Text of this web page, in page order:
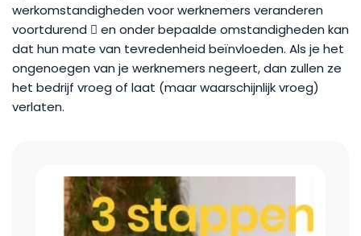
werkomstandigheden voor werknemers veranderen
voortdurend  en onder bepaalde omstandigheden kan
dat hun mate van tevredenheid beïnvloeden. Als je het
ongenoegen van je werknemers negeert, dan zullen ze
het bedrijf vroeg of laat (maar waarschijnlijk vroeg)
verlaten.